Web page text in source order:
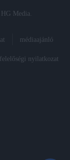
HG Media
médiaajánló
nyilatkozat